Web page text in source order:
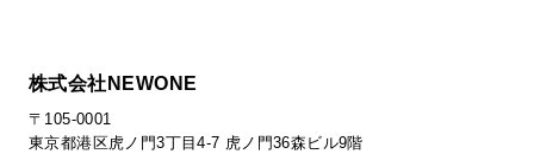
課長育成のための戦略構築研修・アセスメント
AI時代の業務効率化研修（管理職向け）
戦略構築研修・​ 事業変革マネジメント研修​
株式会社NEWONE
〒105-0001
東京都港区虎ノ門3丁目4-7 虎ノ門36森ビル9階